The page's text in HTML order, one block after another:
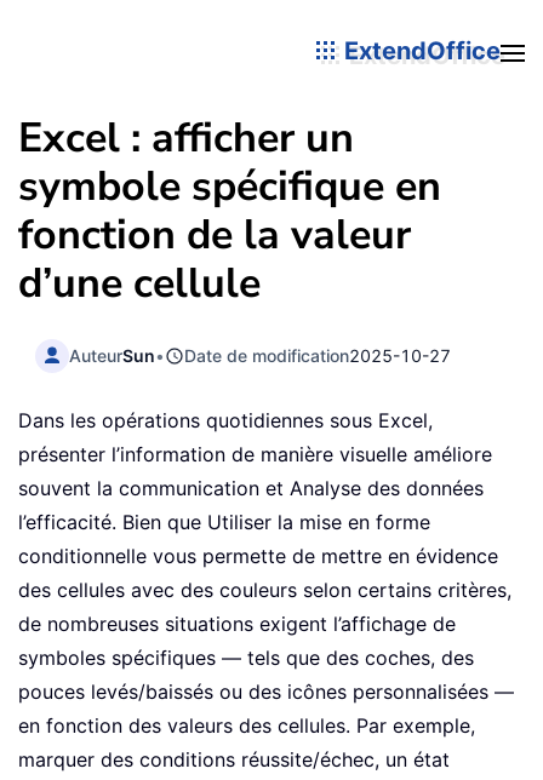
ExtendOffice
Excel : afficher un
symbole spécifique en
fonction de la valeur
d’une cellule
AuteurSun• Date de modification2025-10-27
Dans les opérations quotidiennes sous Excel,
présenter l’information de manière visuelle améliore
souvent la communication et Analyse des données
l’efficacité. Bien que Utiliser la mise en forme
conditionnelle vous permette de mettre en évidence
des cellules avec des couleurs selon certains critères,
de nombreuses situations exigent l’affichage de
symboles spécifiques — tels que des coches, des
pouces levés/baissés ou des icônes personnalisées —
en fonction des valeurs des cellules. Par exemple,
marquer des conditions réussite/échec, un état